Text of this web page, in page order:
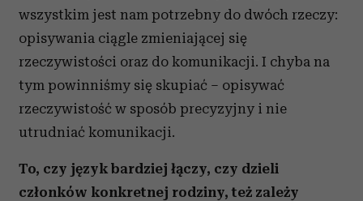
wszystkim jest nam potrzebny do dwóch rzeczy:
opisywania ciągle zmieniającej się
rzeczywistości oraz do komunikacji. I chyba na
tym powinniśmy się skupiać – opisywać
rzeczywistość w sposób precyzyjny i nie
utrudniać komunikacji.
To, czy język bardziej łączy, czy dzieli
członków konkretnej rodziny, też zależy